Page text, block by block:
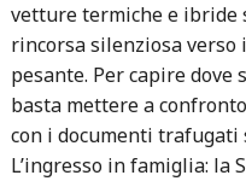
vetture termiche e ibride
rincorsa silenziosa
pesante. Per capire dove
basta mettere a
con i documenti
L’ingresso in famiglia: la